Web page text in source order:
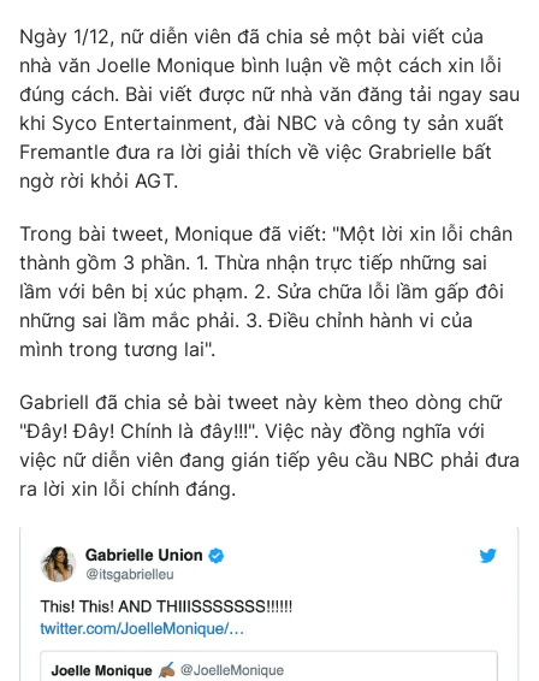
Câu chuyện quốc tế
Thị trường
Góc doanh nghiệp
Dữ liệu và đời sống
Truyền hình
Phim VTV
Hậu trường
Nhân vật
Khán giả
Giải sao mai
Giải trí
Âm nhạc
Sao
Đời sống
Du lịch
Làm đẹp
Giáo dục
Tuyển sinh
Học trực tuyến
Hitech Công nghệ tương lai
Sản phẩm
Thị trường
Tư vấn
Giao lưu trực tuyến
Chuyên mục khác
Emagazine
Ngày 1/12, nữ diễn viên đã chia sẻ một bài viết của
nhà văn Joelle Monique bình luận về một cách xin lỗi
đúng cách. Bài viết được nữ nhà văn đăng tải ngay sau
khi Syco Entertainment, đài NBC và công ty sản xuất
Fremantle đưa ra lời giải thích về việc Grabrielle bất
ngờ rời khỏi AGT.
Trong bài tweet, Monique đã viết: "Một lời xin lỗi chân
thành gồm 3 phần. 1. Thừa nhận trực tiếp những sai
lầm với bên bị xúc phạm. 2. Sửa chữa lỗi lầm gấp đôi
những sai lầm mắc phải. 3. Điều chỉnh hành vi của
mình trong tương lai".
Gabriell đã chia sẻ bài tweet này kèm theo dòng chữ
"Đây! Đây! Chính là đây!!!". Việc này đồng nghĩa với
việc nữ diễn viên đang gián tiếp yêu cầu NBC phải đưa
ra lời xin lỗi chính đáng.